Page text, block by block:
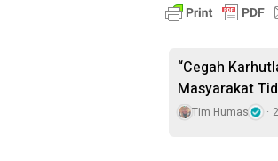
“Cegah
Masyarakat
Tim Humas